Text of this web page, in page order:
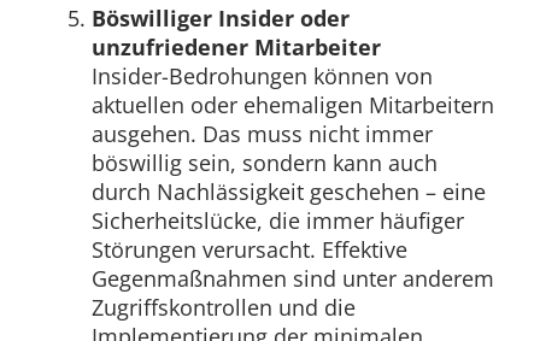
Böswilliger Insider oder
unzufriedener Mitarbeiter
Insider-Bedrohungen können von
aktuellen oder ehemaligen Mitarbeitern
ausgehen. Das muss nicht immer
böswillig sein, sondern kann auch
durch Nachlässigkeit geschehen – eine
Sicherheitslücke, die immer häufiger
Störungen verursacht. Effektive
Gegenmaßnahmen sind unter anderem
Zugriffskontrollen und die